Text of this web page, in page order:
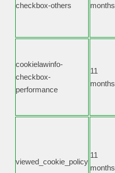
checkbox-others
months
cookielawinfo-
checkbox-
performance
11
months
viewed_cookie_policy
11
months